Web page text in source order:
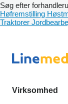
Søg efter
Høfremstilling
Traktorer
Virksomhed